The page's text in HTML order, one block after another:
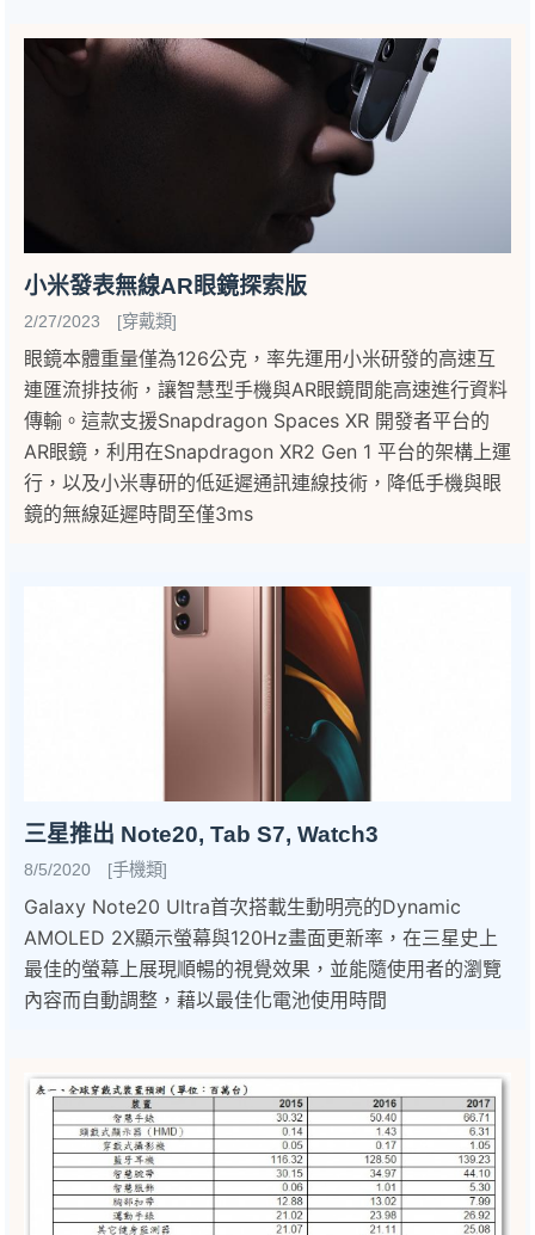
小米發表無線AR眼鏡探索版
2/27/2023 [穿戴類]
眼鏡本體重量僅為126公克，率先運用小米研發的高速互
連匯流排技術，讓智慧型手機與AR眼鏡間能高速進行資料
傳輸。這款支援Snapdragon Spaces XR 開發者平台的
AR眼鏡，利用在Snapdragon XR2 Gen 1 平台的架構上運
行，以及小米專研的低延遲通訊連線技術，降低手機與眼
鏡的無線延遲時間至僅3ms
三星推出 Note20, Tab S7, Watch3
8/5/2020 [手機類]
Galaxy Note20 Ultra首次搭載生動明亮的Dynamic
AMOLED 2X顯示螢幕與120Hz畫面更新率，在三星史上
最佳的螢幕上展現順暢的視覺效果，並能隨使用者的瀏覽
內容而自動調整，藉以最佳化電池使用時間